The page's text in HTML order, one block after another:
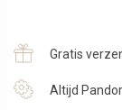
Gratis
Altijd